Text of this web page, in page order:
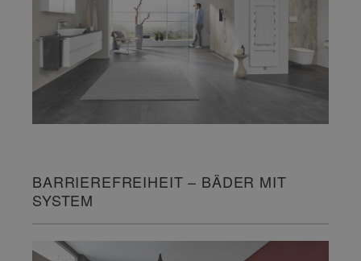
BARRIEREFREIHEIT – BÄDER MIT
SYSTEM